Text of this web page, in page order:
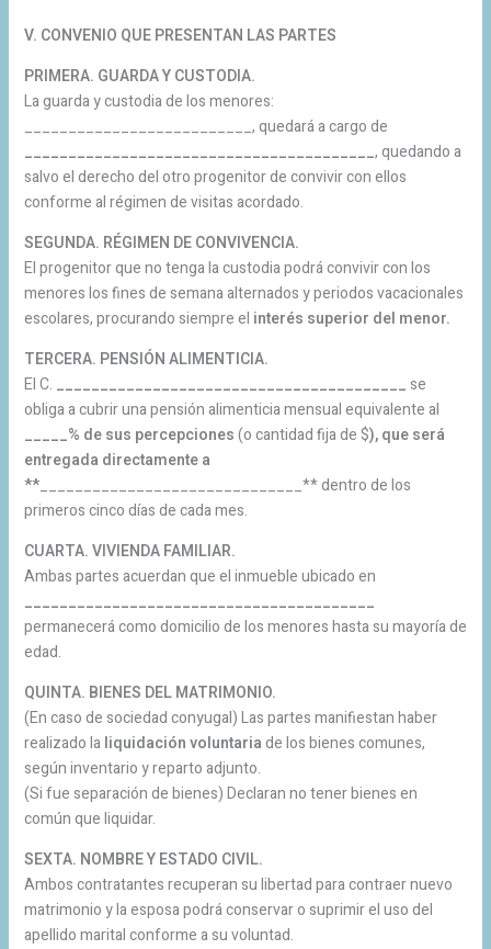
V. CONVENIO QUE PRESENTAN LAS PARTES
PRIMERA. GUARDA Y CUSTODIA.
La guarda y custodia de los menores:
__________________________, quedará a cargo de
________________________________________, quedando a
salvo el derecho del otro progenitor de convivir con ellos
conforme al régimen de visitas acordado.
SEGUNDA. RÉGIMEN DE CONVIVENCIA.
El progenitor que no tenga la custodia podrá convivir con los
menores los fines de semana alternados y periodos vacacionales
escolares, procurando siempre el interés superior del menor.
TERCERA. PENSIÓN ALIMENTICIA.
El C. ________________________________________se
obliga a cubrir una pensión alimenticia mensual equivalente al
_____% de sus percepciones(o cantidad fija de $), que será
entregada directamente a
**______________________________** dentro de los
primeros cinco días de cada mes.
CUARTA. VIVIENDA FAMILIAR.
Ambas partes acuerdan que el inmueble ubicado en
________________________________________
permanecerá como domicilio de los menores hasta su mayoría de
edad.
QUINTA. BIENES DEL MATRIMONIO.
(En caso de sociedad conyugal) Las partes manifiestan haber
realizado laliquidación voluntariade los bienes comunes,
según inventario y reparto adjunto.
(Si fue separación de bienes) Declaran no tener bienes en
común que liquidar.
SEXTA. NOMBRE Y ESTADO CIVIL.
Ambos contratantes recuperan su libertad para contraer nuevo
matrimonio y la esposa podrá conservar o suprimir el uso del
apellido marital conforme a su voluntad.